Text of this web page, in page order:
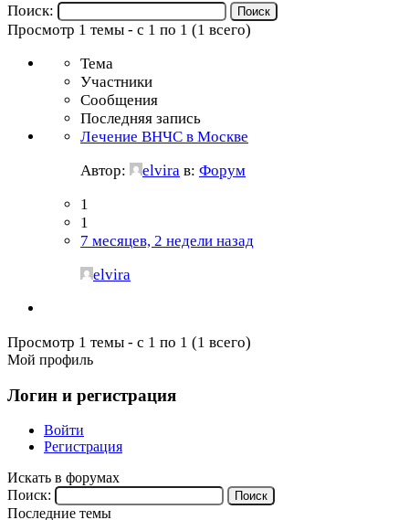
Поиск:
Просмотр 1 темы - с 1 по 1 (1 всего)
Тема
Участники
Сообщения
Последняя запись
Лечение ВНЧС в Москве
Автор:
elvira в: Форум
1
1
7 месяцев, 2 недели назад
elvira
Просмотр 1 темы - с 1 по 1 (1 всего)
Мой профиль
Логин и регистрация
Войти
Регистрация
Искать в форумах
Поиск:
Последние темы